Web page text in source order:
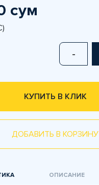
сум
-
КУПИТЬ В КЛИК
ДОБАВИТЬ В КОРЗИНУ
ОПИСАНИЕ